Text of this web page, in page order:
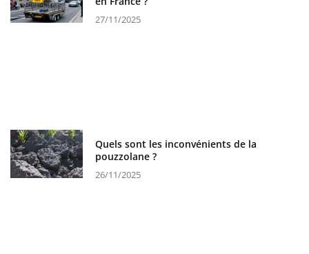
27/11/2025
Quels sont les inconvénients de la
pouzzolane ?
26/11/2025